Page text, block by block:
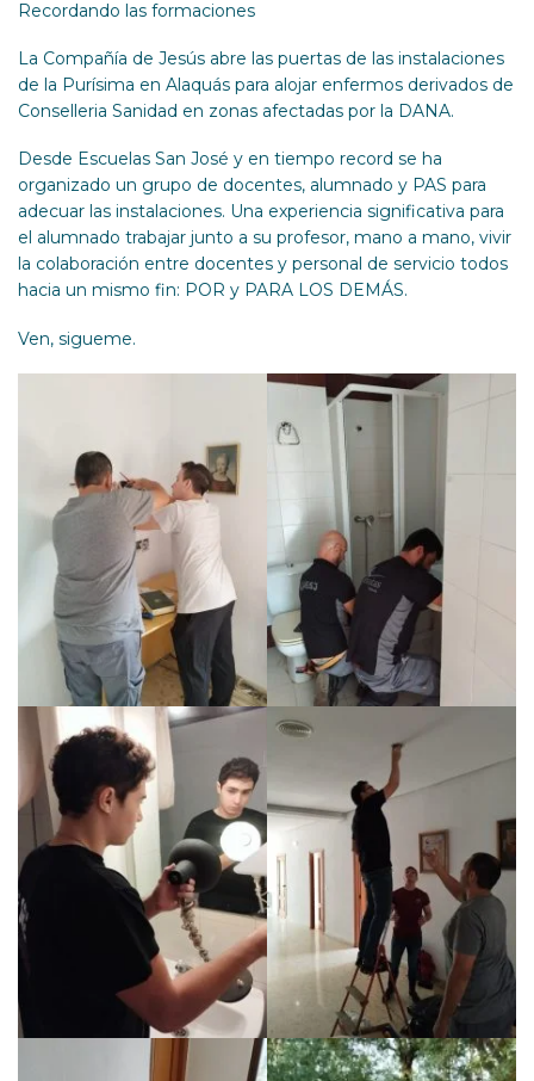
Recordando las formaciones
La Compañía de Jesús abre las puertas de las instalaciones
de la Purísima en Alaquás para alojar enfermos derivados de
Conselleria Sanidad en zonas afectadas por la DANA.
Desde Escuelas San José y en tiempo record se ha
organizado un grupo de docentes, alumnado y PAS para
adecuar las instalaciones. Una experiencia significativa para
el alumnado trabajar junto a su profesor, mano a mano, vivir
la colaboración entre docentes y personal de servicio todos
hacia un mismo fin: POR y PARA LOS DEMÁS.
Ven, sigueme.